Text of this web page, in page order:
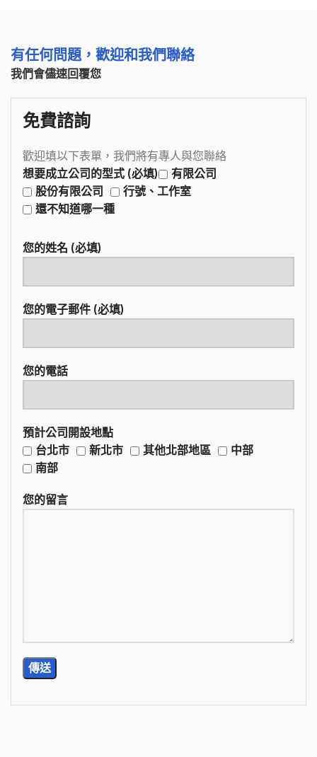
有任何問題，歡迎和我們聯絡
我們會儘速回覆您
免費諮詢
歡迎填以下表單，我們將有專人與您聯絡
想要成立公司的型式 (必填)
有限公司
股份有限公司
行號、工作室
還不知道哪一種
您的姓名 (必填)
您的電子郵件 (必填)
您的電話
預計公司開設地點
台北市
新北市 其他北部地區
中部
南部
您的留言